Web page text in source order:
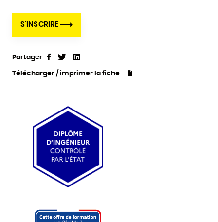
S'INSCRIRE
Partager PartagerTweet
Télécharger / imprimer la fiche